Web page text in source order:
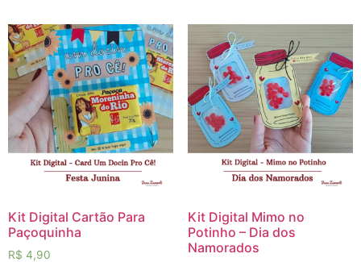
Kit Digital Cartão Para
Paçoquinha
R$ 4,90
Kit Digital Mimo no
Potinho – Dia dos
Namorados